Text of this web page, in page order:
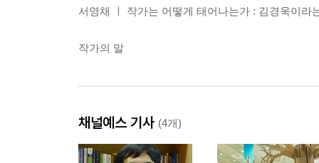
서영채 ㅣ 작가는 어떻게 태어나는가 : 김경욱이라
작가의 말
채널예스 기사 (4개)